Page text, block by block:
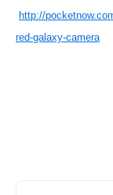
http://
red-galaxy-camera